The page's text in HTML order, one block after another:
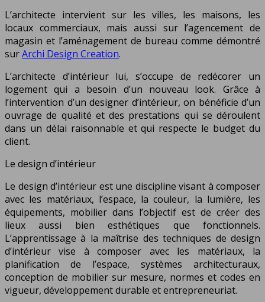
L’architecte intervient sur les villes, les maisons, les
locaux commerciaux, mais aussi sur l’agencement de
magasin et l’aménagement de bureau comme démontré
surArchi Design Creation.
L’architecte d’intérieur lui, s’occupe de redécorer un
logement qui a besoin d’un nouveau look. Grâce à
l’intervention d’un designer d’intérieur, on bénéficie d’un
ouvrage de qualité et des prestations qui se déroulent
dans un délai raisonnable et qui respecte le budget du
client.
Le design d’intérieur
Le design d’intérieur est une discipline visant à composer
avec les matériaux, l’espace, la couleur, la lumière, les
équipements, mobilier dans l’objectif est de créer des
lieux aussi bien esthétiques que fonctionnels.
L’apprentissage à la maîtrise des techniques de design
d’intérieur vise à composer avec les matériaux, la
planification de l’espace, systèmes architecturaux,
conception de mobilier sur mesure, normes et codes en
vigueur, développement durable et entrepreneuriat.